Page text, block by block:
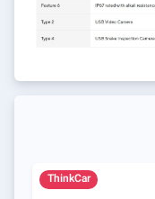
ThinkCar